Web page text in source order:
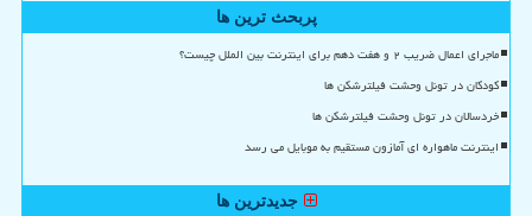
پربحث ترین ها
ماجرای اعمال ضریب ۲ و هفت دهم برای اینترنت بین الملل چیست؟
کودکان در تونل وحشت فیلترشکن ها
خردسالان در تونل وحشت فیلترشکن ها
اینترنت ماهواره ای آمازون مستقیم به موبایل می رسد
جدیدترین ها